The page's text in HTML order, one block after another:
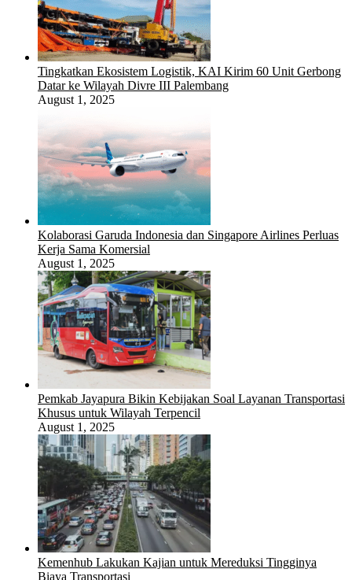
Tingkatkan Ekosistem Logistik, KAI Kirim 60 Unit Gerbong
Datar ke Wilayah Divre III Palembang
August 1, 2025
Kolaborasi Garuda Indonesia dan Singapore Airlines Perluas
Kerja Sama Komersial
August 1, 2025
Pemkab Jayapura Bikin Kebijakan Soal Layanan Transportasi
Khusus untuk Wilayah Terpencil
August 1, 2025
Kemenhub Lakukan Kajian untuk Mereduksi Tingginya
Biaya Transportasi